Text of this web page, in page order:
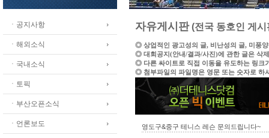
ㆍ공지사항
ㆍ해외소식
ㆍ국내소식
ㆍ토픽
ㆍ부산오픈소식
ㆍ언론보도
자유게시판(전국 동호인 게시
◎ 상업적인 광고성의 글, 비난성의 글, 미풍
◎ 대회공지(안내/결과/사진)에 관한 글은 삭
◎ 다른 싸이트로 직접 이동을 유도하는 링크
◎ 첨부파일의 파일명은 영문 또는 숫자로 하
영도구&중구 테니스 레슨 문의드립니다~